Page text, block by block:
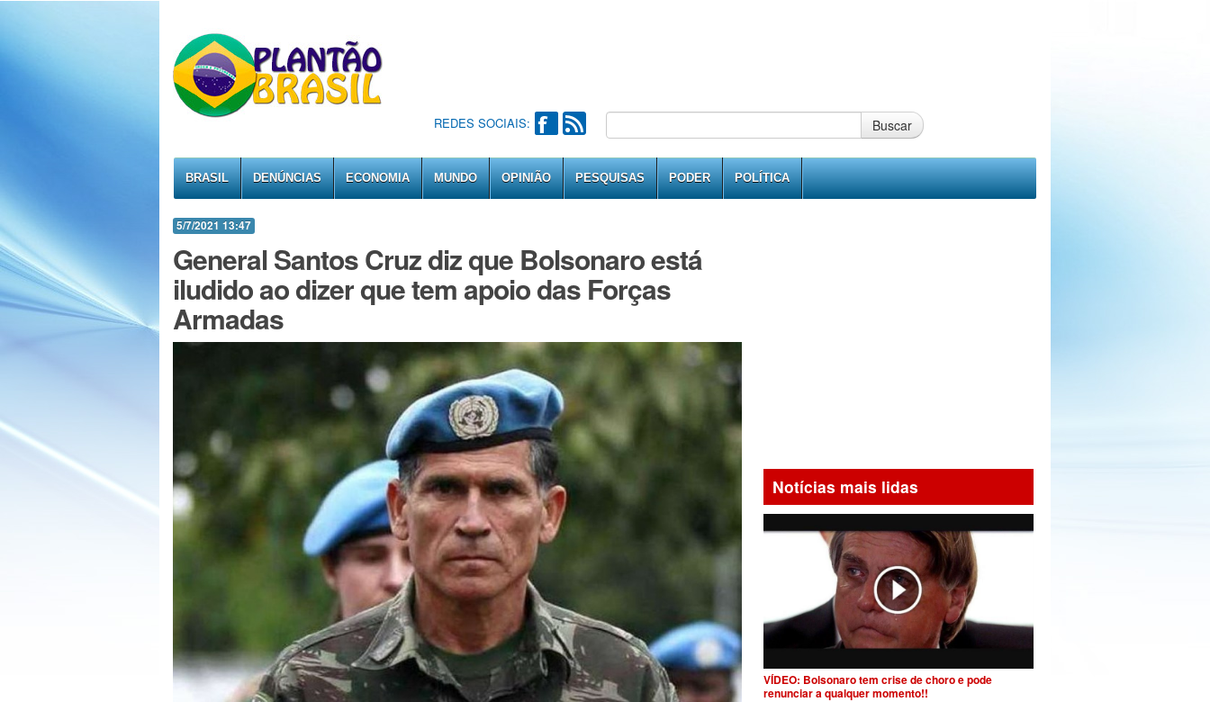
REDES SOCIAIS: Buscar
BRASIL DENÚNCIAS ECONOMIA MUNDO OPINIÃO PESQUISAS PODER POLÍTICA
5/7/2021 13:47
General Santos Cruz diz que Bolsonaro está
iludido ao dizer que tem apoio das Forças
Armadas
Notícias mais lidas
VÍDEO: Bolsonaro tem crise de choro e pode
renunciar a qualquer momento!!